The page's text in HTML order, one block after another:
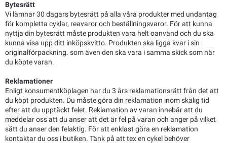
Bytesrätt
Vi lämnar 30 dagars bytesrätt på alla våra produkter med undantag
för kompletta cyklar, reavaror och beställningsvaror. För att kunna
nyttja din bytesrätt måste produkten vara helt oanvänd och du ska
kunna visa upp ditt inköpskvitto. Produkten ska ligga kvar i sin
originalförpackning. som även den ska vara i samma skick som när
du köpte varan.
Reklamationer
Enligt konsumentköplagen har du 3 års reklamationsrätt från det att
du köpt produkten. Du måste göra din reklamation inom skälig tid
efter att du upptäckt felet. Reklamation av varan innebär att du
meddelar oss att du anser att det är fel på varan och anger på vilket
sätt du anser den felaktig. För att enklast göra en reklamation
kontaktar du oss i butiken. Tänk på att tex en cykel behöver